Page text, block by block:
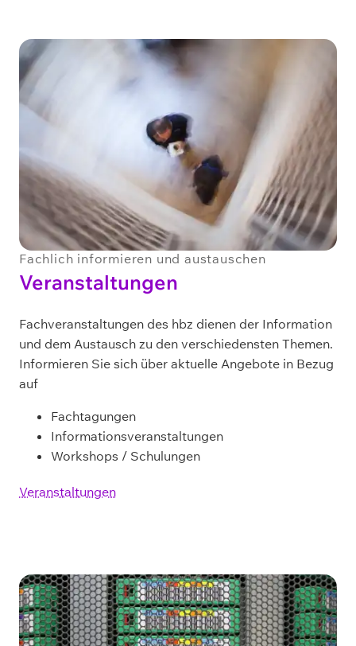
Fachlich informieren und austauschen
Veranstaltungen
Fachveranstaltungen des hbz dienen der Information
und dem Austausch zu den verschiedensten Themen.
Informieren Sie sich über aktuelle Angebote in Bezug
auf
Fachtagungen
Informationsveranstaltungen
Workshops / Schulungen
Veranstaltungen